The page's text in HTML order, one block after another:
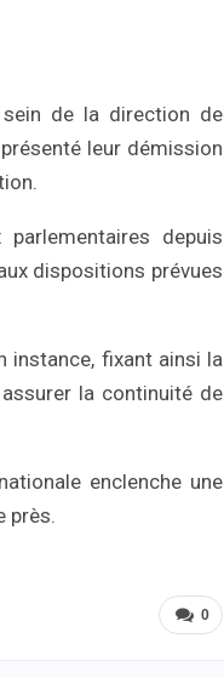
sein de la direction de
leur démission
depuis
dispositions prévues
instance, fixant ainsi la
la continuité de
enclenche une
près.
0